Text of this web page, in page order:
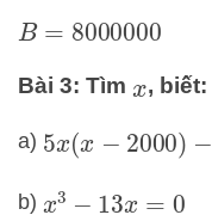
B=8000000
Bài 3: Tìm x, biết:
a) 5x(x−2000)− x+
b) x3 −13x= 0